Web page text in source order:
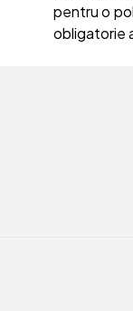
pentru o
obligatorie